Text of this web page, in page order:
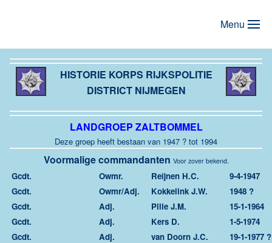
Menu
HISTORIE KORPS RIJKSPOLITIE
DISTRICT NIJMEGEN
LANDGROEP ZALTBOMMEL
Deze groep heeft bestaan van 1947 ? tot 1994
Voormalige commandanten Voor zover bekend.
Gcdt. Owmr. Reijnen H.C.
9-4-1947
Gcdt.
Owmr/Adj. Kokkelink J.W.
1948 ?
Gcdt.
Adj. Pille J.M.
15-1-1964
Gcdt.
Adj. Kers D.
1-5-1974
Gcdt.
Adj. van Doorn J.C.
19-1-1977 ?